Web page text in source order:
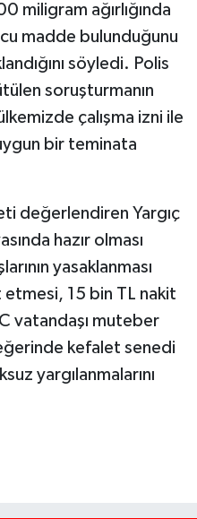
miligram ağırlığında
madde bulunduğunu
söyledi. Polis
soruşturmanın
çalışma izni ile
bir teminata
değerlendiren Yargıç
hazır olması
yasaklanması
etmesi, 15 bin TL nakit
vatandaşı muteber
kefalet senedi
yargılanmalarını